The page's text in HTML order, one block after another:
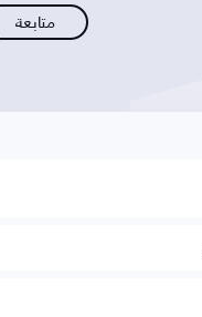
متابعة